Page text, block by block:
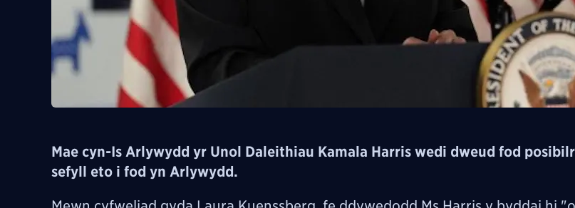
Mae cyn-Is Arlywydd yr Unol Daleithiau Kamala Harris wedi dweud fod
sefyll eto i fod yn Arlywydd.